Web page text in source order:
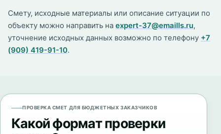
Смету, исходные материалы или описание ситуации по
объекту можно направить на expert-37@emaills.ru,
уточнение исходных данных возможно по телефону +7
(909) 419-91-10.
ПРОВЕРКА СМЕТ ДЛЯ БЮДЖЕТНЫХ ЗАКАЗЧИКОВ
Какой формат проверки